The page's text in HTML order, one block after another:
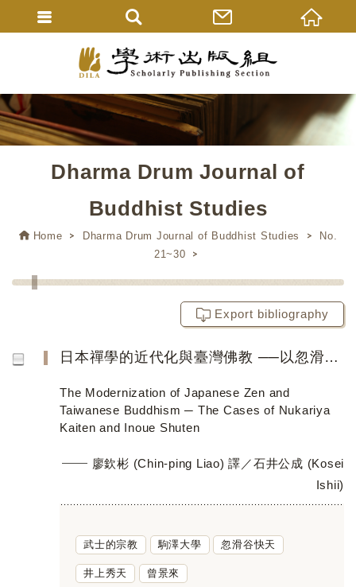
Dharma Drum Journal of
Buddhist Studies
Home Dharma Drum Journal of Buddhist Studies
No.
21~30
Export bibliography
日本禪學的近代化與臺灣佛教 ──以忽滑谷快天與井上秀天為中心
The Modernization of Japanese Zen and
Taiwanese Buddhism ─ The Cases of Nukariya
Kaiten and Inoue Shuten
廖欽彬 (Chin-ping Liao) 譯／石井公成 (Kosei
Ishii)
武士的宗教 駒澤大學 忽滑谷快天
井上秀天 曾景來